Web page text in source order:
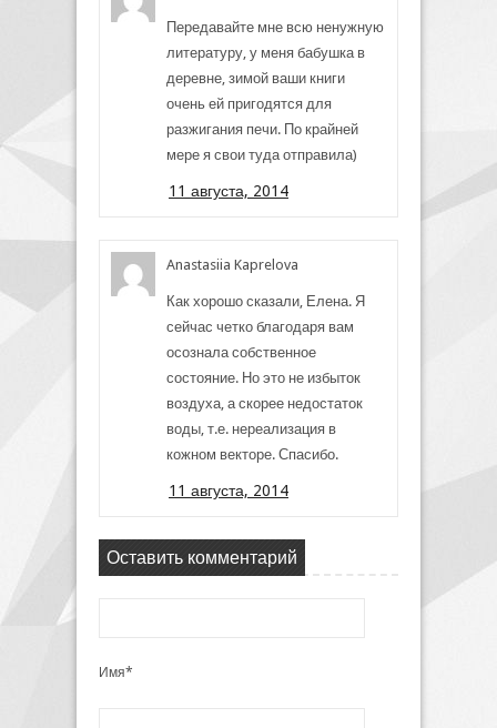
Передавайте мне всю ненужную
литературу, у меня бабушка в
деревне, зимой ваши книги
очень ей пригодятся для
разжигания печи. По крайней
мере я свои туда отправила)
11 августа, 2014
Anastasiia Kaprelova
Как хорошо сказали, Елена. Я
сейчас четко благодаря вам
осознала собственное
состояние. Но это не избыток
воздуха, а скорее недостаток
воды, т.е. нереализация в
кожном векторе. Спасибо.
11 августа, 2014
Оставить комментарий
Имя*